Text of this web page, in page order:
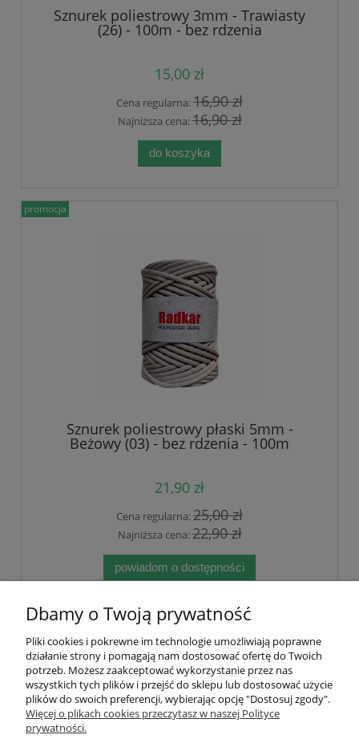
Sznurek poliestrowy 3mm - Trawiasty
(26) - 100m - bez rdzenia
15,00 zł
Cena regularna:16,90 zł
Najniższa cena:16,90 zł
do koszyka
Sznurek poliestrowy płaski 5mm -
Beżowy (03) - bez rdzenia - 100m
21,90 zł
Cena regularna:25,00 zł
Najniższa cena:22,90 zł
powiadom o dostępności
promocja
1 2 3 4 5
Pomoc
Moje konto
Dbamy o Twoją prywatność
Pliki cookies i pokrewne im technologie umożliwiają poprawne
działanie strony i pomagają nam dostosować ofertę do Twoich
potrzeb. Możesz zaakceptować wykorzystanie przez nas
wszystkich tych plików i przejść do sklepu lub dostosować użycie
plików do swoich preferencji, wybierając opcję "Dostosuj zgody".
Więcej o plikach cookies przeczytasz w naszej Polityce
prywatności.